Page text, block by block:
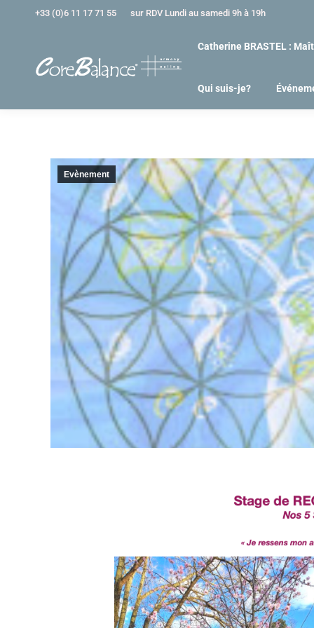
+33 (0)6 11 17 71 55 sur RDV Lundi au samedi 9h à 19h
Catherine BRASTEL :
Qui suis-je?
Evènement